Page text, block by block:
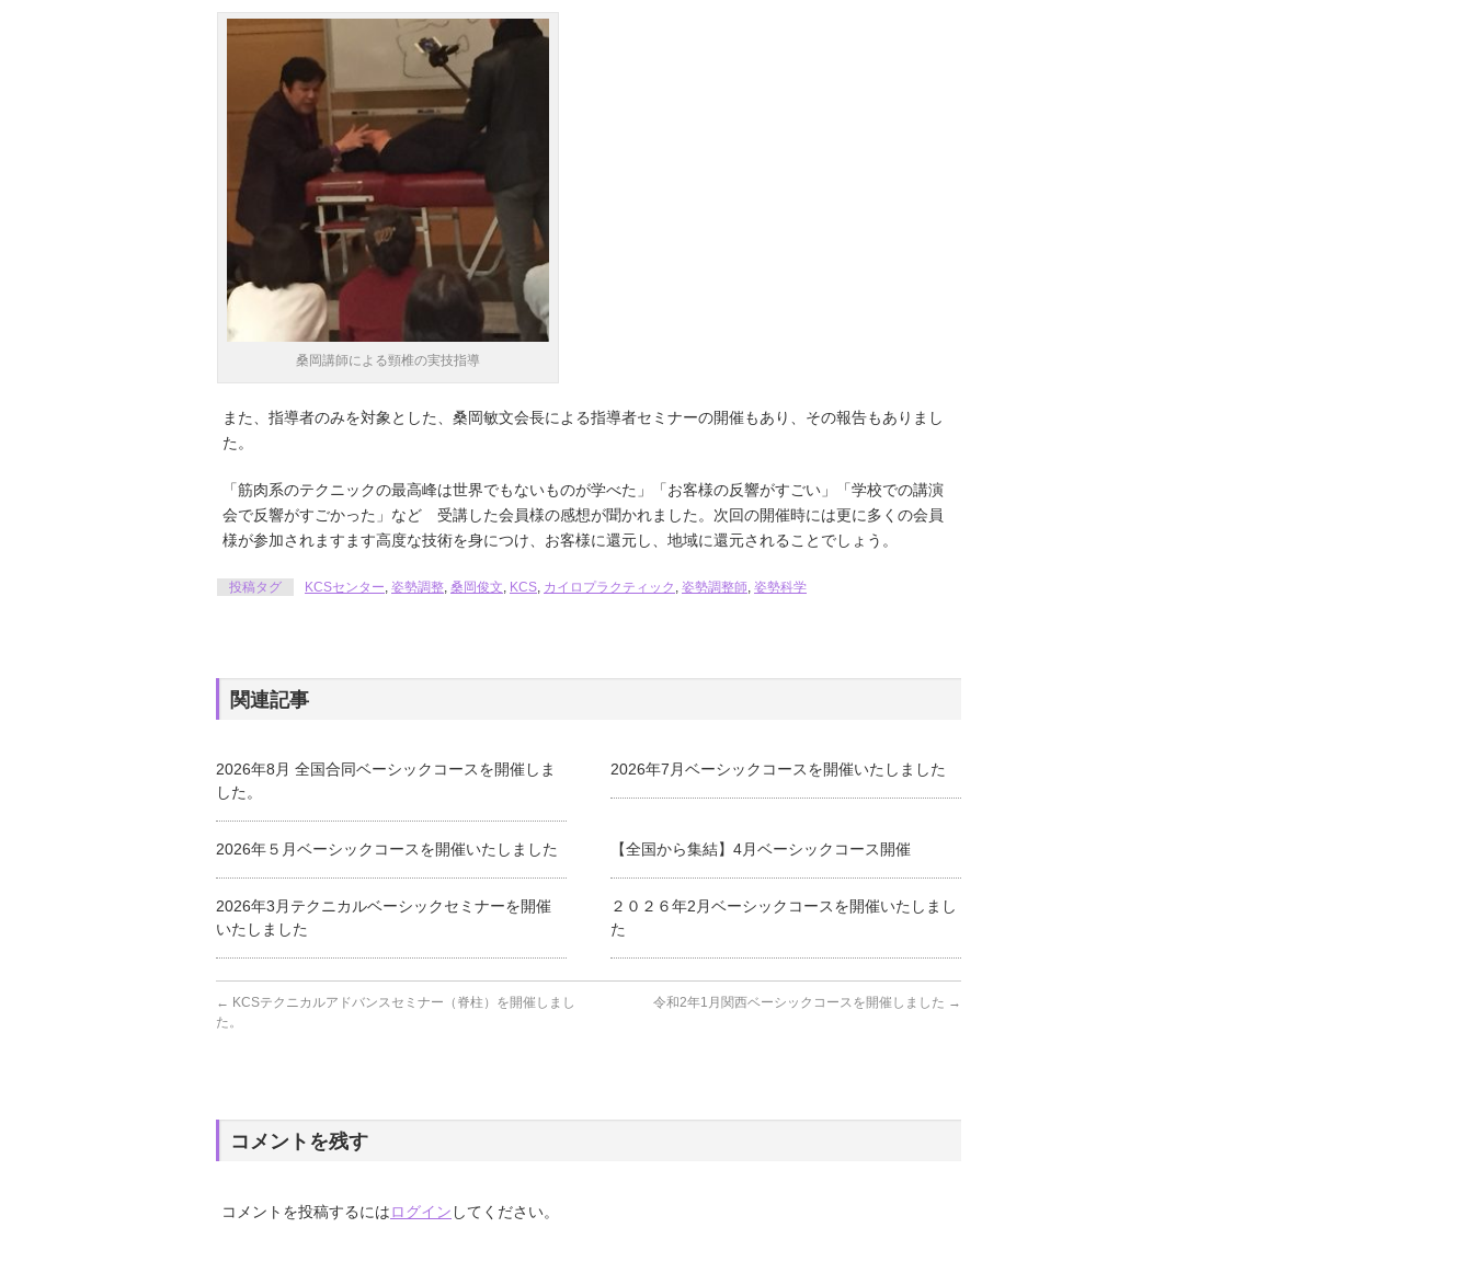
桑岡講師による頸椎の実技指導
また、指導者のみを対象とした、桑岡敏文会長による指導者セミナーの開催もあり、その報告もありまし
た。
「筋肉系のテクニックの最高峰は世界でもないものが学べた」「お客様の反響がすごい」「学校での講演
会で反響がすごかった」など 受講した会員様の感想が聞かれました。次回の開催時には更に多くの会員
様が参加されますます高度な技術を身につけ、お客様に還元し、地域に還元されることでしょう。
投稿タグ KCSセンター 姿勢調整 桑岡俊文 KCS カイロプラクティック 姿勢調整師 姿勢科学
関連記事
2026年8月 全国合同ベーシックコースを開催しま
した。
2026年7月ベーシックコースを開催いたしました
2026年５月ベーシックコースを開催いたしました 【全国から集結】4月ベーシックコース開催
2026年3月テクニカルベーシックセミナーを開催
いたしました
２０２６年2月ベーシックコースを開催いたしまし
た
← KCSテクニカルアドバンスセミナー（脊柱）を開催しまし
た。
令和2年1月関西ベーシックコースを開催しました →
コメントを残す
コメントを投稿するにはログイン してください。